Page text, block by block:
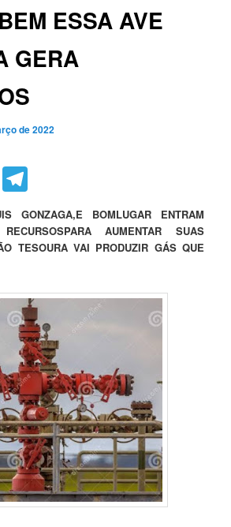
ESSA AVE
GERA
de 2022
WhatsApp
GONZAGA,E BOMLUGAR ENTRAM
AUMENTAR SUAS
TESOURA VAI PRODUZIR GÁS QUE